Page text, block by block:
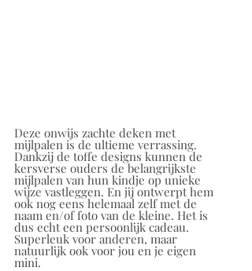
Deze onwijs zachte deken met
mijlpalen is de ultieme verrassing.
Dankzij de toffe designs kunnen de
kersverse ouders de belangrijkste
mijlpalen van hun kindje op unieke
wijze vastleggen. En jij ontwerpt hem
ook nog eens helemaal zelf met de
naam en/of foto van de kleine. Het is
dus echt een persoonlijk cadeau.
Superleuk voor anderen, maar
natuurlijk ook voor jou en je eigen
mini.